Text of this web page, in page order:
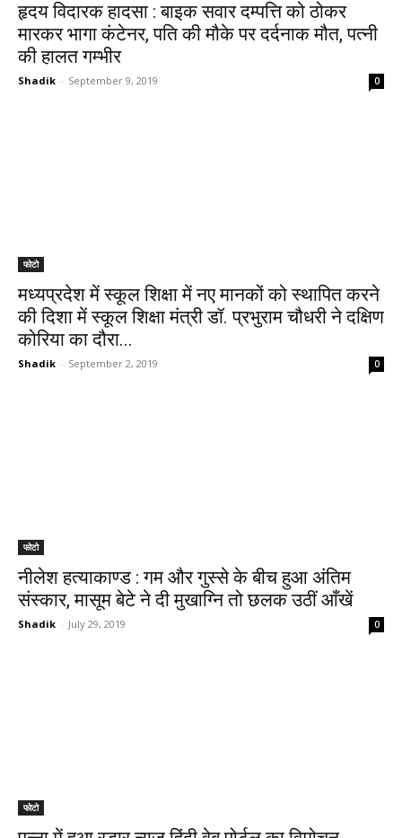
हृदय विदारक हादसा : बाइक सवार दम्पत्ति को ठोकर
मारकर भागा कंटेनर, पति की मौके पर दर्दनाक मौत, पत्नी
की हालत गम्भीर
Shadik - September 9, 2019 0
फोटो
मध्यप्रदेश में स्कूल शिक्षा में नए मानकों को स्थापित करने
की दिशा में स्कूल शिक्षा मंत्री डॉ. प्रभुराम चौधरी ने दक्षिण
कोरिया का दौरा...
Shadik - September 2, 2019 0
फोटो
नीलेश हत्याकाण्ड : गम और गुस्से के बीच हुआ अंतिम
संस्कार, मासूम बेटे ने दी मुखाग्नि तो छलक उठीं आँखें
Shadik - July 29, 2019 0
फोटो